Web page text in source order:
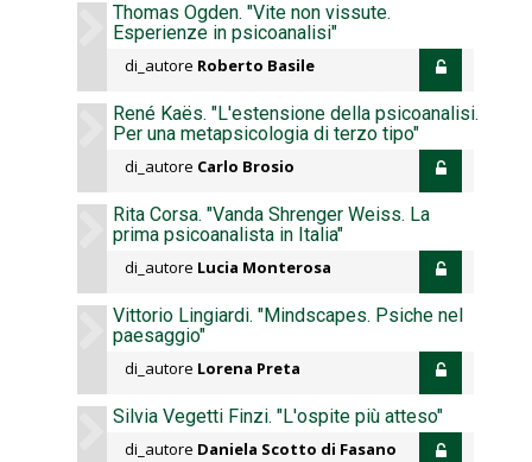
Thomas Ogden. "Vite non vissute.
Esperienze in psicoanalisi"
di_autore Roberto Basile
René Kaës. "L'estensione della psicoanalisi.
Per una metapsicologia di terzo tipo"
di_autore Carlo Brosio
Rita Corsa. "Vanda Shrenger Weiss. La
prima psicoanalista in Italia"
di_autore Lucia Monterosa
Vittorio Lingiardi. "Mindscapes. Psiche nel
paesaggio"
di_autore Lorena Preta
Silvia Vegetti Finzi. "L'ospite più atteso"
di_autore Daniela Scotto di Fasano